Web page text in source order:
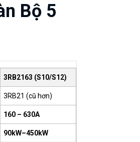
Bộ 5
3RB2163 (S10/S12)
3RB21 (cũ hơn)
160 – 630A
90kW–450kW